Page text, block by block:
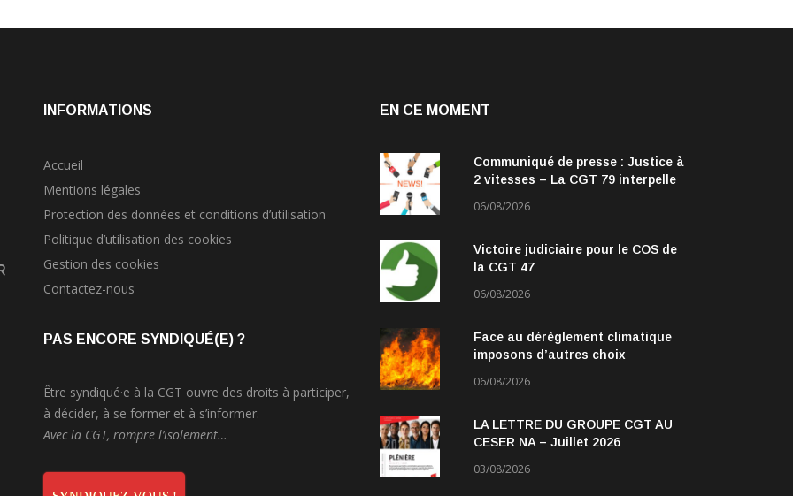
INFORMATIONS
Accueil
Mentions légales
Protection des données et conditions d’utilisation
Politique d’utilisation des cookies
Gestion des cookies
Contactez-nous
PAS ENCORE SYNDIQUÉ(E) ?
Être syndiqué·e à la CGT ouvre des droits à participer,
à décider, à se former et à s’informer.
Avec la CGT, rompre l’isolement…
EN CE MOMENT
Communiqué de presse : Justice à
2 vitesses – La CGT 79 interpelle
06/08/2026
Victoire judiciaire pour le COS de
la CGT 47
06/08/2026
Face au dérèglement climatique
imposons d’autres choix
06/08/2026
LA LETTRE DU GROUPE CGT AU
CESER NA – Juillet 2026
03/08/2026